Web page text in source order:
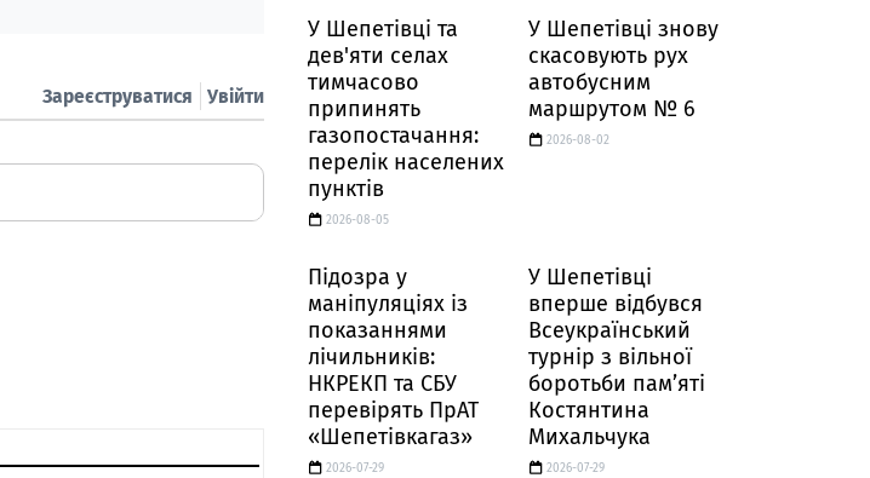
Увійти
Зареєструватися
У Шепетівці та
дев'яти селах
тимчасово
припинять
газопостачання:
перелік населених
пунктів
2026-08-05
У Шепетівці знову
скасовують рух
автобусним
маршрутом № 6
2026-08-02
Підозра у
маніпуляціях із
показаннями
лічильників:
НКРЕКП та СБУ
перевірять ПрАТ
«Шепетівкагаз»
2026-07-29
У Шепетівці
вперше відбувся
Всеукраїнський
турнір з вільної
боротьби пам’яті
Костянтина
Михальчука
2026-07-29